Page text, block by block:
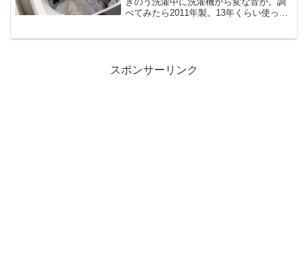
べてみたら2011年製。13年くらい使って
スポンサーリンク